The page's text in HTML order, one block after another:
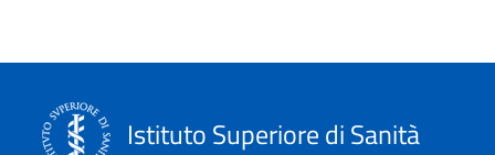
Istituto Superiore di Sanità